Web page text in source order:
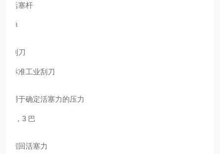
活塞杆
单
刮刀
标准工业刮刀
用于确定活塞力的压力
6，3 巴
缩回活塞力